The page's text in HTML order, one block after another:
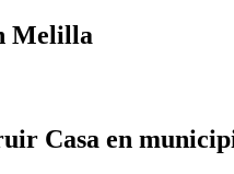
Melilla
Casa en